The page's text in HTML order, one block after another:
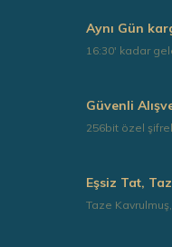
Aynı Gün
16:30' kadar
Güvenli
256bit özel
Eşsiz Tat,
Taze